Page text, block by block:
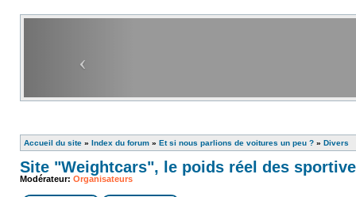
Accueil du site » Index du forum » Et si nous parlions de voitures un peu ? » Divers
Site "Weightcars", le poids réel des
Modérateur: Organisateurs